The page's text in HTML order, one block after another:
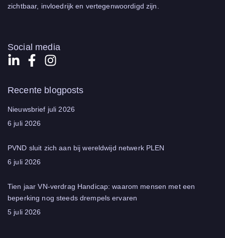
zichtbaar, invloedrijk en vertegenwoordigd zijn.
Social media
Recente blogposts
Nieuwsbrief juli 2026
6 juli 2026
PVND sluit zich aan bij wereldwijd netwerk PLEN
6 juli 2026
Tien jaar VN‑verdrag Handicap: waarom mensen met een
beperking nog steeds drempels ervaren
5 juli 2026